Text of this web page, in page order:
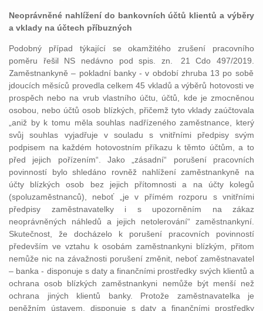
Neoprávněné nahlížení do bankovních účtů klientů a výběry
a vklady na účtech příbuzných
Podobný případ týkající se okamžitého zrušení pracovního
poměru řešil NS nedávno pod spis. zn.
21 Cdo 497/2019.
Zaměstnankyně – pokladní banky - v období zhruba 13 po sobě
jdoucích měsíců provedla celkem 45 vkladů a výběrů hotovosti ve
prospěch nebo na vrub vlastního účtu, účtů, kde je zmocněnou
osobou, nebo účtů osob blízkých, přičemž tyto vklady zaúčtovala
„aniž by k tomu měla souhlas nadřízeného zaměstnance, který
svůj souhlas vyjadřuje v souladu s vnitřními předpisy svým
podpisem na každém hotovostním příkazu k těmto účtům, a to
před jejich pořízením“. Jako „zásadní“ porušení pracovních
povinností bylo shledáno rovněž nahlížení zaměstnankyně na
účty blízkých osob bez jejich přítomnosti a na účty kolegů
(spoluzaměstnanců), neboť „je v přímém rozporu s vnitřními
předpisy zaměstnavatelky i s upozorněním na zákaz
neoprávněných náhledů a jejich netolerování“ zaměstnankyní.
Skutečnost, že docházelo k porušení pracovních povinností
především ve vztahu k osobám zaměstnankyni blízkým, přitom
nemůže nic na závažnosti porušení změnit, neboť zaměstnavatel
– banka - disponuje s daty a finančními prostředky svých klientů a
ochrana osob blízkých zaměstnankyni nemůže být menší než
ochrana jiných klientů banky. Protože zaměstnavatelka je
peněžním ústavem, disponuje s daty a finančními prostředky